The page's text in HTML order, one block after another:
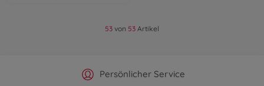
53 von 53 Artikel
Offizieller Hersteller Shop
Persönlicher Service
Versandkostenfrei ab 25€
Schnelle Lieferung